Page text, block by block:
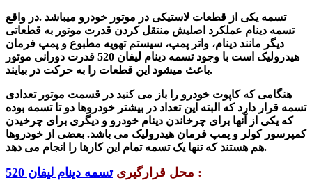
تسمه یکی از قطعات لاستیکی در موتور خودرو میباشد .در واقع
تسمه دینام عملکرد اصلیش منتقل کردن قدرت موتور به قطعاتی
دیگر مانند دینام، واتر پمپ، سیستم تهویه مطبوع و پمپ فرمان
هیدرولیک است با وجود تسمه دینام لیفان 520 قدرت دورانی موتور
باعث میشود این قطعات را به حرکت در بیایند.
هنگامی که کاپوت خودرو را باز می کنید در قسمت موتور تعدادی
تسمه قرار دارد که البته این تعداد در بیشتر خودروها دو تا تسمه بوده
که یکی از آنها برای چرخاندن دینام خودرو و دیگری برای چرخیدن
کمپرسور کولر و پمپ فرمان هیدرولیک می باشد. بعضی از خودروها
هم هستند که تنها یک تسمه تمام این کارها را انجام می دهد.
محل قرارگیریتسمه دینام لیفان 520 :